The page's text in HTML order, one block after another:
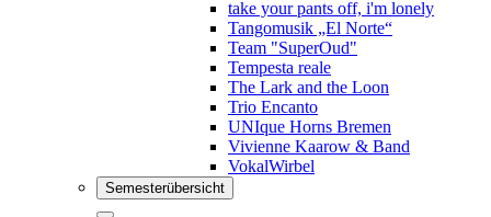
take your pants off, i'm lonely
Tangomusik „El Norte“
Team "SuperOud"
Tempesta reale
The Lark and the Loon
Trio Encanto
UNIque Horns Bremen
Vivienne Kaarow & Band
VokalWirbel
Semesterübersicht